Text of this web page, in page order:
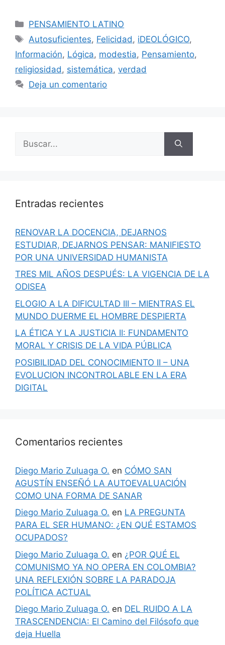
Categorías
PENSAMIENTO LATINO
Etiquetas
Autosuficientes, Felicidad , iDEOLÓGICO,
Información, Lógica, modestia, Pensamiento,
religiosidad , sistemática, verdad
Deja un comentario
Entradas recientes
RENOVAR LA DOCENCIA, DEJARNOS
ESTUDIAR, DEJARNOS PENSAR: MANIFIESTO
POR UNA UNIVERSIDAD HUMANISTA
TRES MIL AÑOS DESPUÉS: LA VIGENCIA DE LA
ODISEA
ELOGIO A LA DIFICULTAD III – MIENTRAS EL
MUNDO DUERME EL HOMBRE DESPIERTA
LA ÉTICA Y LA JUSTICIA II: FUNDAMENTO
MORAL Y CRISIS DE LA VIDA PÚBLICA
POSIBILIDAD DEL CONOCIMIENTO II – UNA
EVOLUCION INCONTROLABLE EN LA ERA
DIGITAL
Comentarios recientes
Diego Mario Zuluaga O. en CÓMO SAN
AGUSTÍN ENSEÑÓ LA AUTOEVALUACIÓN
COMO UNA FORMA DE SANAR
Diego Mario Zuluaga O. en LA PREGUNTA
PARA EL SER HUMANO: ¿EN QUÉ ESTAMOS
OCUPADOS?
Diego Mario Zuluaga O. en ¿POR QUÉ EL
COMUNISMO YA NO OPERA EN COLOMBIA?
UNA REFLEXIÓN SOBRE LA PARADOJA
POLÍTICA ACTUAL
Diego Mario Zuluaga O. en DEL RUIDO A LA
TRASCENDENCIA: El Camino del Filósofo que
deja Huella